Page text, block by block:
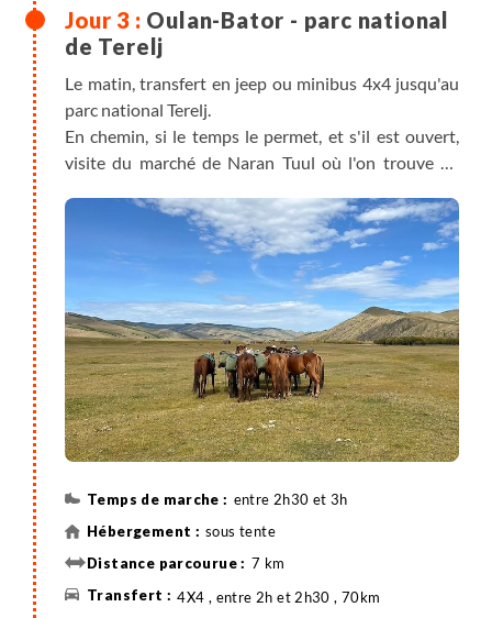
Gengis Khan et la statue de Sukhbataar ; musée
d’histoire nationale…
Repas libres.
Oulan-Bator - parc national
de Terelj
Le matin, transfert en jeep ou minibus 4x4 jusqu'au
parc national Terelj.
En chemin, si le temps le permet, et s'il est ouvert,
visite du marché de Naran Tuul où l'on trouve de
Le parc de Terelj, situé à proximité d'Ulan-Bator, est
l'un des lieux les plus spectaculaires de Mongolie
avec ses zones montagneuses, ses forêts de pins et
sa flore si caractéristique du pays. Nous nous
retrouvons dans un immense terrain de jeu pour
randonneurs. Dès notre arrivée dans le petit village
de Terelj, nous traversons la rivière Terelj en camion
russe 6x6, et enfilons nos chaussures pour une
marche de 2 à 3h. Nous rejoignons notre premier
camp au bord de la rivière Terelj. Premières
entre 2h30 et 3h
sous tente
7 km
4X4 , entre 2h et 2h30 , 70km